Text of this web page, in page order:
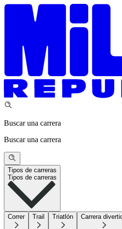
Buscar una carrera
Buscar una carrera
Tipos de carreras
Tipos de carreras
Correr Trail Triatlón Carrera